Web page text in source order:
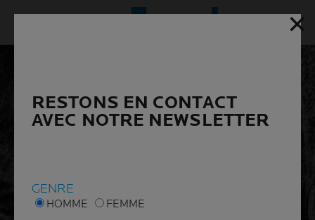
✕
RESTONS EN CONTACT
AVEC NOTRE NEWSLETTER
GENRE
HOMME FEMME
✕
RESTONS EN CONTACT
AVEC NOTRE NEWSLETTER
GENRE
HOMME FEMME